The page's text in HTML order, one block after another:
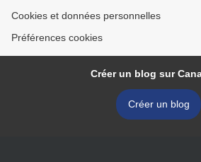
Cookies et données personnelles
Préférences cookies
Créer un blog sur
Créer un blog